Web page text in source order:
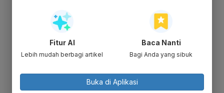
Fitur AI
Lebih mudah berbagi artikel
Baca Nanti
Bagi Anda yang sibuk
Buka di Aplikasi